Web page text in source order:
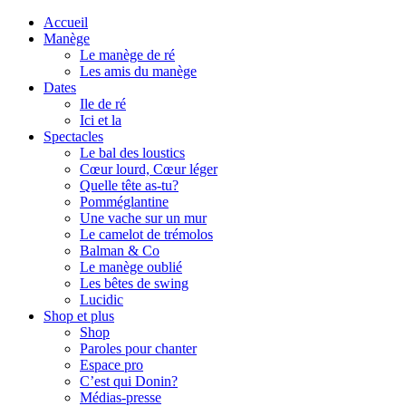
Accueil
Manège
Le manège de ré
Les amis du manège
Dates
Ile de ré
Ici et la
Spectacles
Le bal des loustics
Cœur lourd, Cœur léger
Quelle tête as-tu?
Pomméglantine
Une vache sur un mur
Le camelot de trémolos
Balman & Co
Le manège oublié
Les bêtes de swing
Lucidic
Shop et plus
Shop
Paroles pour chanter
Espace pro
C’est qui Donin?
Médias-presse